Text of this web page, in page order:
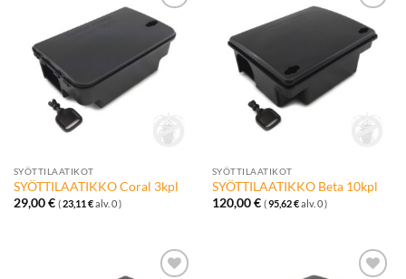
Lisää
toivelistalle
SYÖTTILAATIKOT
SYÖTTILAATIKKO Coral 3kpl
29,00€ (23,11 €alv. 0 )
Lisää
toivelistalle
SYÖTTILAATIKOT
SYÖTTILAATIKKO Beta 10kpl
120,00€ (95,62€alv. 0 )